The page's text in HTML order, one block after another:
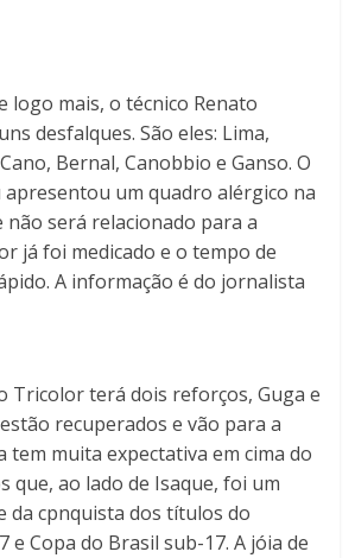
logo mais, o técnico Renato
desfalques. São eles: Lima,
Bernal, Canobbio e Ganso. O
apresentou um quadro alérgico na
não será relacionado para a
já foi medicado e o tempo de
A informação é do jornalista
Tricolor terá dois reforços, Guga e
recuperados e vão para a
tem muita expectativa em cima do
que, ao lado de Isaque, foi um
da cpnquista dos títulos do
e Copa do Brasil sub-17. A jóia de